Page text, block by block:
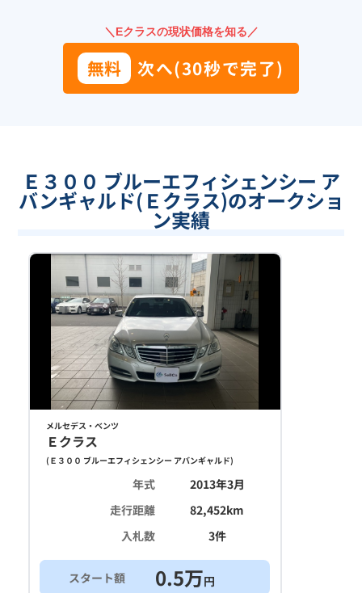
＼Eクラスの現状価格を知る／
無料 次へ(30秒で完了)
Ｅ３００ ブルーエフィシェンシー ア
バンギャルド(Ｅクラス)のオークショ
ン実績
メルセデス・ベンツ
Ｅクラス
( Ｅ３００ ブルーエフィシェンシー アバンギャルド)
年式
2013年3月
走行距離
82,452km
入札数
3件
スタート額 0.5万円